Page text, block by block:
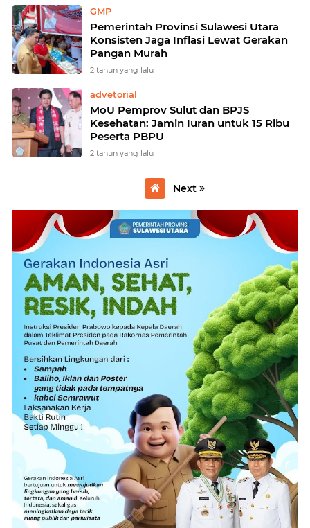
GMP
Pemerintah Provinsi Sulawesi Utara
Konsisten Jaga Inflasi Lewat Gerakan
Pangan Murah
2 tahun yang lalu
advetorial
MoU Pemprov Sulut dan BPJS
Kesehatan: Jamin Iuran untuk 15 Ribu
Peserta PBPU
2 tahun yang lalu
Next